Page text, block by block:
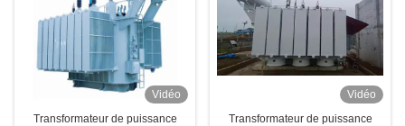
Vidéo
Transformateur de puissance
Vidéo
Transformateur de puissance